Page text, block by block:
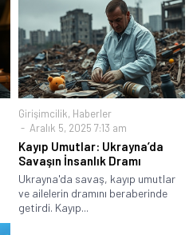
Girişimcilik, Haberler
Aralık 5, 2025 7:13 am
Kayıp Umutlar: Ukrayna’da
Savaşın İnsanlık Dramı
Ukrayna'da savaş, kayıp umutlar
ve ailelerin dramını beraberinde
getirdi. Kayıp...